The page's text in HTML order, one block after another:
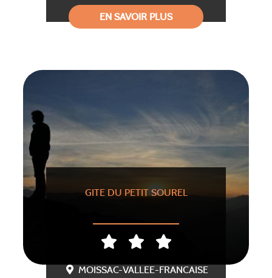
EN SAVOIR PLUS
GITE DU PETIT SOUREL
MOISSAC-VALLEE-FRANCAISE